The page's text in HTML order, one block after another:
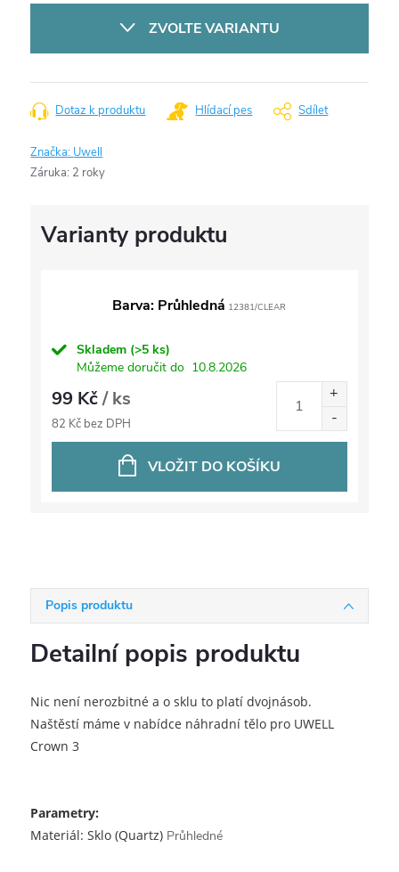
ZVOLTE VARIANTU
Dotaz k produktu Hlídací pes Sdílet
Značka: Uwell
Záruka: 2 roky
Barva: Průhledná 12381/CLEAR
Skladem (>5 ks)
Můžeme doručit do 10.8.2026
99 Kč/ ks
82 Kč bez DPH
VLOŽIT DO KOŠÍKU
Popis produktu
Detailní popis produktu
Nic není nerozbitné a o sklu to platí dvojnásob.
Naštěstí máme v nabídce náhradní tělo pro UWELL
Crown 3
Parametry:
Materiál: Sklo (Quartz) Průhledné